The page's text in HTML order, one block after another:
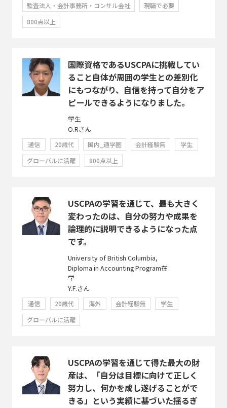
監査法人・会計事務所・コンサル会社
現職で必要
800点以上
国際資格であるUSCPAに挑戦してい
ること自体が周囲の学生との差別化
にもつながり、自信を持って自分をア
ピールできるようになりました。
学生
O.Rさん
通信 20歳代 国内_通学圏 会計経験無
学生
グローバルに活躍
800点以上
USCPAの学習を通じて、最も大きく
変わったのは、自分の努力や成果を
論理的に説明できるようになった点
です。
University of British Columbia,
Diploma in Accounting Program在
学
Y.F.さん
通信 20歳代 海外 会計経験無
学生
グローバルに活躍
USCPAの学習を通じて得た最大の財
産は、「自分は目標に向けて正しく
努力し、何かを成し遂げることがで
きる」という実績に基づいた揺るぎ